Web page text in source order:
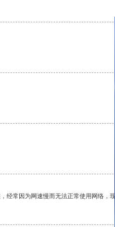
经常因为网速慢而无法正常使用网络，